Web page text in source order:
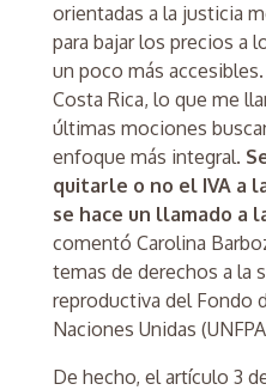
orientadas a la justicia
para bajar los precios a
un poco más
Costa Rica, lo que me
últimas mociones
enfoque más integral.
quitarle o no el IVA a
se hace un llamado a
comentó Carolina
temas de derechos a la
reproductiva del Fondo
Naciones Unidas
De hecho, el artículo 3